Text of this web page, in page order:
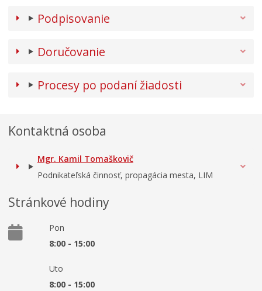
Podpisovanie
Doručovanie
Procesy po podaní žiadosti
Kontaktná osoba
Mgr. Kamil Tomaškovič
Podnikateľská činnosť, propagácia mesta, LIM
Stránkové hodiny
Pon
8:00 - 15:00
Uto
8:00 - 15:00